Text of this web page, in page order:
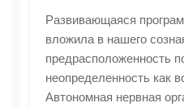
Развивающаяся
вложила в нашего
предрасположенность
неопределенность как
Автономная нервная